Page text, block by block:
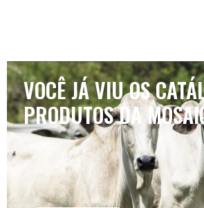
VOCÊ JÁ VIU OS
PRODUTOS DA